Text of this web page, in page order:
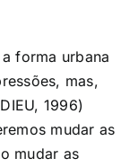
forma urbana
mas,
1996)
mudar as
mudar as